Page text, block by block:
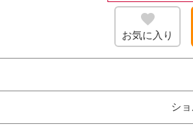
お気に入り
シ